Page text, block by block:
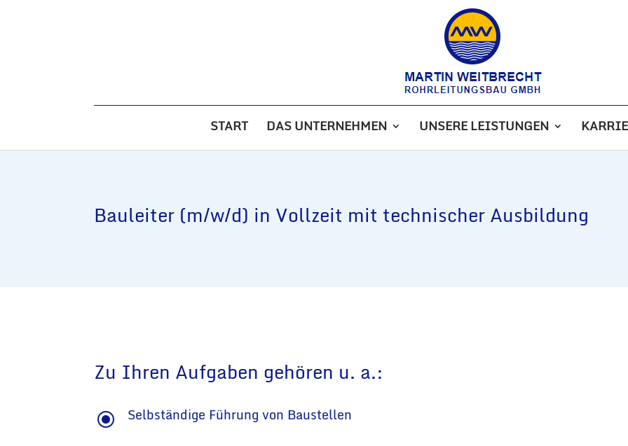
START DAS UNTERNEHMEN UNSERE LEISTUNGEN
Bauleiter (m/w/d) in Vollzeit mit technischer Ausbildung
Zu Ihren Aufgaben gehören u. a.:
\ Selbständige Führung von Baustellen